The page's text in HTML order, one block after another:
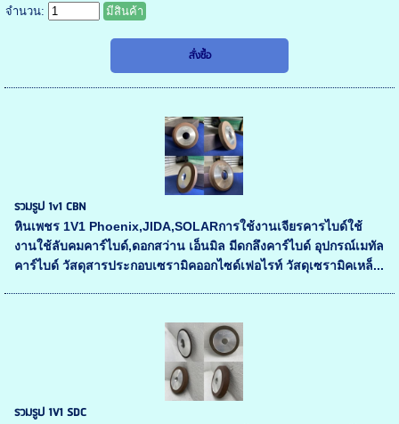
จำนวน: มีสินค้า
รวมรูป 1v1 CBN
หินเพชร 1V1 Phoenix,JIDA,SOLARการใช้งานเจียรคารไบด์ใช้
งานใช้ลับคมคาร์ไบด์,ดอกสว่าน เอ็นมิล มีดกลึงคาร์ไบด์ อุปกรณ์เมทัล
คาร์ไบด์ วัสดุสารประกอบเซรามิคออกไซด์เฟอไรท์ วัสดุเซรามิคเหล็...
รวมรูป 1V1 SDC